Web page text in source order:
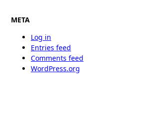
META
Log in
Entries feed
Comments feed
WordPress.org